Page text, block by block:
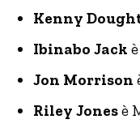
Kenny
Ibinabo Jack
Jon Morrison
Riley Jonesè